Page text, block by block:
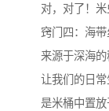
对，对了！
窍门四：海带
来源于深海
让我们的日
是米桶中置